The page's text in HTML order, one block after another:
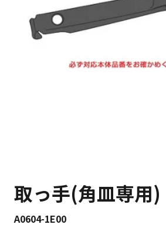
取っ手(角皿専用)
A0604-1E00